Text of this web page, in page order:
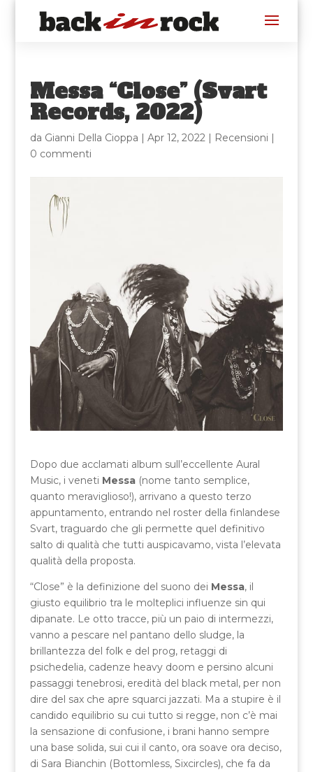
Messa “Close” (Svart
Records, 2022)
da Gianni Della Cioppa | Apr 12, 2022| Recensioni |
0 commenti
Dopo due acclamati album sull’eccellente Aural
Music, i veneti Messa(nome tanto semplice,
quanto meraviglioso!), arrivano a questo terzo
appuntamento, entrando nel roster della finlandese
Svart, traguardo che gli permette quel definitivo
salto di qualità che tutti auspicavamo, vista l’elevata
qualità della proposta.
“Close” è la definizione del suono dei Messa, il
giusto equilibrio tra le molteplici influenze sin qui
dipanate. Le otto tracce, più un paio di intermezzi,
vanno a pescare nel pantano dello sludge, la
brillantezza del folk e del prog, retaggi di
psichedelia, cadenze heavy doom e persino alcuni
passaggi tenebrosi, eredità del black metal, per non
dire del sax che apre squarci jazzati. Ma a stupire è il
candido equilibrio su cui tutto si regge, non c’è mai
la sensazione di confusione, i brani hanno sempre
una base solida, sui cui il canto, ora soave ora deciso,
di Sara Bianchin (Bottomless, Sixcircles), che fa da